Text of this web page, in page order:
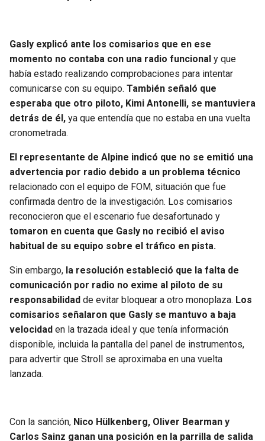
Gasly explicó ante los comisarios que en ese
momento no contaba con una radio funcional y que
había estado realizando comprobaciones para intentar
comunicarse con su equipo. También señaló que
esperaba que otro piloto, Kimi Antonelli, se mantuviera
detrás de él, ya que entendía que no estaba en una vuelta
cronometrada.
El representante de Alpine indicó que no se emitió una
advertencia por radio debido a un problema técnico
relacionado con el equipo de FOM, situación que fue
confirmada dentro de la investigación. Los comisarios
reconocieron que el escenario fue desafortunado y
tomaron en cuenta que Gasly no recibió el aviso
habitual de su equipo sobre el tráfico en pista.
Sin embargo, la resolución estableció que la falta de
comunicación por radio no exime al piloto de su
responsabilidad de evitar bloquear a otro monoplaza. Los
comisarios señalaron que Gasly se mantuvo a baja
velocidad en la trazada ideal y que tenía información
disponible, incluida la pantalla del panel de instrumentos,
para advertir que Stroll se aproximaba en una vuelta
lanzada.
Con la sanción, Nico Hülkenberg, Oliver Bearman y
Carlos Sainz ganan una posición en la parrilla de salida